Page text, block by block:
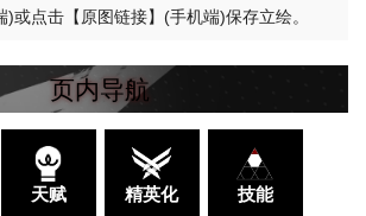
或点击【原图链接】(手机端)保存立绘。
页内导航
天赋 精英化 技能